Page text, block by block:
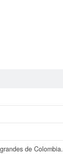
de Colombia.